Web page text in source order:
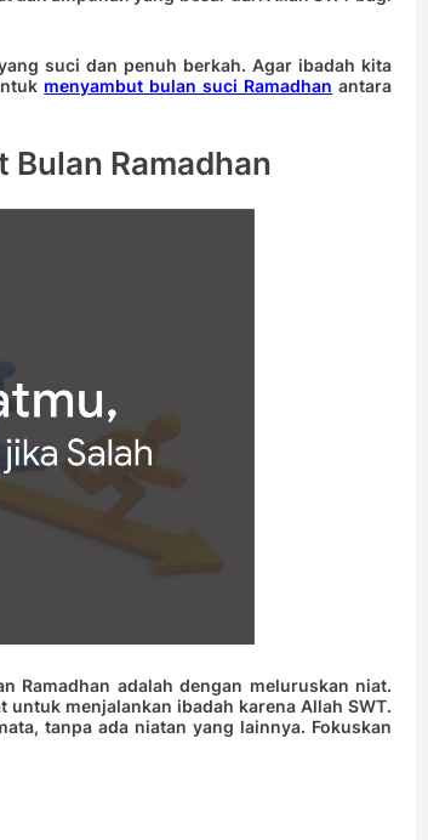
suci dan penuh berkah. Agar ibadah kita
menyambut bulan suci Ramadhan antara
Ramadhan
Ramadhan adalah dengan meluruskan niat.
menjalankan ibadah karena Allah SWT.
tanpa ada niatan yang lainnya. Fokuskan